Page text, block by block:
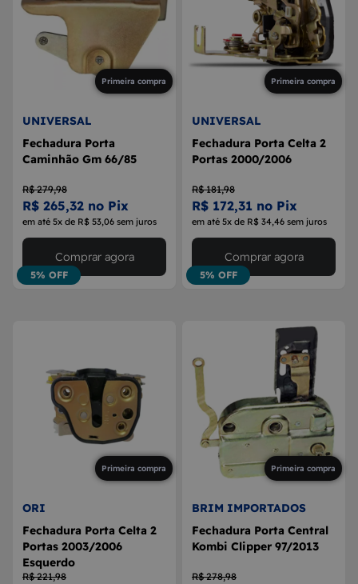
Primeira compra
UNIVERSAL
Fechadura Porta
Caminhão Gm 66/85
R$ 279,98
R$ 265,32 no Pix
em até 5x de R$ 53,06 sem juros
5% OFF
Comprar agora
Primeira compra
UNIVERSAL
Fechadura Porta Celta 2
Portas 2000/2006
R$ 181,98
R$ 172,31 no Pix
em até 5x de R$ 34,46 sem juros
5% OFF
Comprar agora
Primeira compra
ORI
Fechadura Porta Celta 2
Portas 2003/2006
Esquerdo
R$ 221,98
Primeira compra
BRIM IMPORTADOS
Fechadura Porta Central
Kombi Clipper 97/2013
R$ 278,98